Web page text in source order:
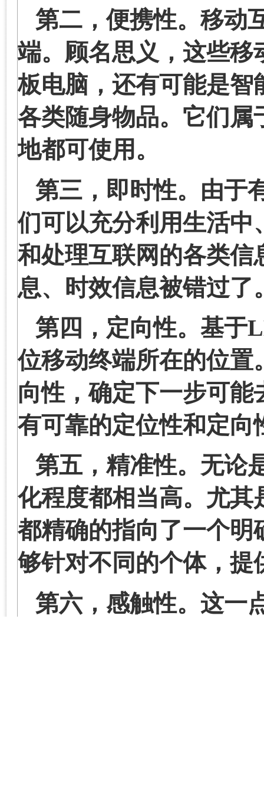
第二，便携性。移动
端。顾名思义，这些
板电脑，还有可能是
各类随身物品。它们
地都可使用。
第三，即时性。由于
们可以充分利用生活
和处理互联网的各类
息、时效信息被错过了
第四，定向性。基于
位移动终端所在的位
向性，确定下一步可
有可靠的定位性和定向
第五，精准性。无论
化程度都相当高。尤
都精确的指向了一个
够针对不同的个体，
第六，感触性。这一